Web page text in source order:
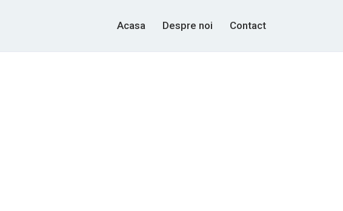
Acasa Despre noi Contact